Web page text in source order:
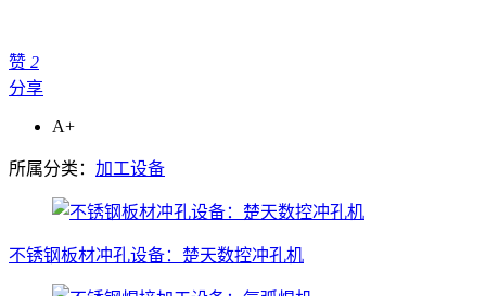
赞 2
分享
A+
所属分类： 加工设备
不锈钢板材冲孔设备：楚天数控冲孔机